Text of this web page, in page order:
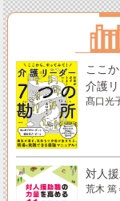
ここ
介護
髙口光
対人
荒木 篤